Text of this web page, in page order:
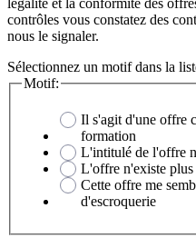
légalité et la conformité des
contrôles vous constatez des
nous le signaler.
Sélectionnez un motif dans la
Motif:
Il s'agit d'une offre
formation
L'intitulé de l'offre
L'offre n'existe plus
Cette offre me
d'escroquerie